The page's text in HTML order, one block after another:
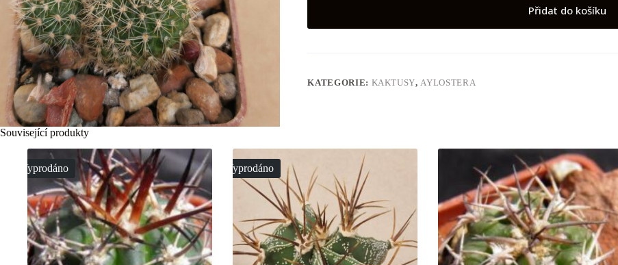
Přidat do košíku
KATEGORIE: KAKTUSY,AYLOSTERA
Související produkty
Vyprodáno Vyprodáno